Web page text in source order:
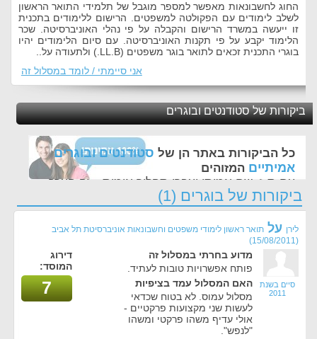
החוג לחשבונאות מאפשר למספר מוגבל של תלמידי התואר הראשון
לשלב לימודים עם הפקולטה למשפטים. הרישום ללימודים בתכנית
זו ייעשה במשרד הרישום והקבלה על פי נהלי האוניברסיטה. שכר
הלימוד יקבע על פי תקנות האוניברסיטה. עם סיום הלימודים יהיו
בוגרי התכנית זכאים לתואר בוגר משפטים (LL.B.) ולתעודה על..
אני סיימתי / לומד במסלול זה
ביקורות של סטודנטים ובוגרים
כל הביקורות באתר הן של סטודנטים ובוגרים
אמיתיים המזוהים
עם ת.ז, שם אמיתי ועברו תהליך אימות - זה הערך
החשוב לנו ביותר באתר
ביקורות של בוגרים (1)
לירן על תואר ראשון לימודי משפטים וחשבונאות אוניברסיטת תל אביב
(15/08/2011)
סיים בשנת
2011
מדוע בחרתי במסלול זה
פותח אפשרויות טובות לעתיד.
האם המסלול עמד בציפיות
מסלול עמוס. לא בטוח שכדאי
לעשות שני מקצועות פרקטיים -
אולי עדיף משהו פרקטי ומשהו
"לנפש".
דירוג
המוסד:
7